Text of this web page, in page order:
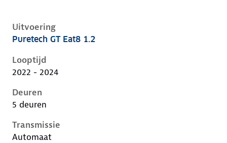
Uitvoering
Peugeot 408 i, 1.2, 96 kW, Benzine, 5 deuren
Puretech GT Eat8 1.2
Looptijd
2022 - 2024
Deuren
5 deuren
Transmissie
Automaat